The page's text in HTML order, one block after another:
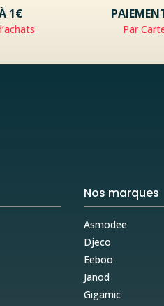
1€
Par
Nos marques
Asmodee
Djeco
Eeboo
Janod
Gigamic